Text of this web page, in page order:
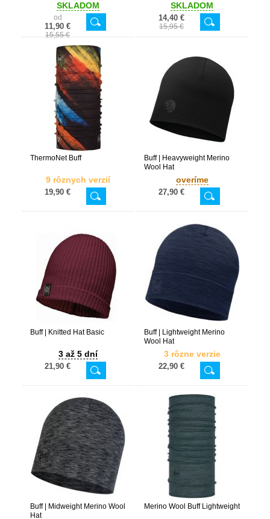
SKLADOM
od
11,90 €
15,55 €
SKLADOM
14,40 €
15,95 €
ThermoNet Buff
9 rôznych verzií
19,90 €
Buff | Heavyweight Merino
Wool Hat
overíme
27,90 €
Buff | Knitted Hat Basic
3 až 5 dní
21,90 €
Buff | Lightweight Merino
Wool Hat
3 rôzne verzie
22,90 €
Buff | Midweight Merino Wool
Hat
Merino Wool Buff Lightweight